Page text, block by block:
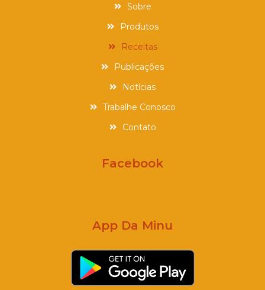
Sobre
Produtos
Receitas
Publicações
Notícias
Trabalhe Conosco
Contato
Facebook
App Da Minu